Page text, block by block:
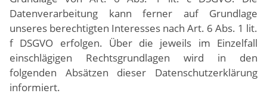
Datenverarbeitung kann ferner auf Grundlage
unseres berechtigten Interesses nach Art. 6 Abs. 1 lit.
f DSGVO erfolgen. Über die jeweils im Einzelfall
einschlägigen Rechtsgrundlagen wird in den
folgenden Absätzen dieser Datenschutzerklärung
informiert.